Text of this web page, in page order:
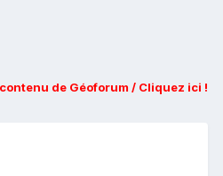
de Géoforum / Cliquez ici !